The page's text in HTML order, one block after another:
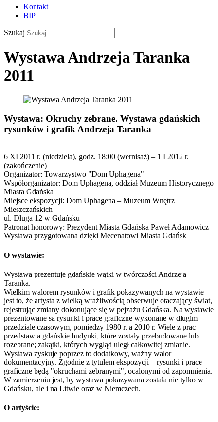
Kontakt
BIP
Szukaj
Wystawa Andrzeja Taranka
2011
Wystawa: Okruchy zebrane. Wystawa gdańskich
rysunków i grafik Andrzeja Taranka
6 XI 2011 r. (niedziela), godz. 18:00 (wernisaż) – 1 I 2012 r.
(zakończenie)
Organizator: Towarzystwo "Dom Uphagena"
Współorganizator: Dom Uphagena, oddział Muzeum Historycznego
Miasta Gdańska
Miejsce ekspozycji: Dom Uphagena – Muzeum Wnętrz
Mieszczańskich
ul. Długa 12 w Gdańsku
Patronat honorowy: Prezydent Miasta Gdańska Paweł Adamowicz
Wystawa przygotowana dzięki Mecenatowi Miasta Gdańsk
O wystawie:
Wystawa prezentuje gdańskie wątki w twórczości Andrzeja
Taranka.
Wielkim walorem rysunków i grafik pokazywanych na wystawie
jest to, że artysta z wielką wrażliwością obserwuje otaczający świat,
rejestrując zmiany dokonujące się w pejzażu Gdańska. Na wystawie
prezentowane są rysunki i prace graficzne wykonane w długim
przedziale czasowym, pomiędzy 1980 r. a 2010 r. Wiele z prac
przedstawia gdańskie budynki, które zostały przebudowane lub
rozebrane; zakątki, których wygląd uległ całkowitej zmianie.
Wystawa zyskuje poprzez to dodatkowy, ważny walor
dokumentacyjny. Zgodnie z tytułem ekspozycji – rysunki i prace
graficzne będą "okruchami zebranymi", ocalonymi od zapomnienia.
W zamierzeniu jest, by wystawa pokazywana została nie tylko w
Gdańsku, ale i na Litwie oraz w Niemczech.
O artyście: